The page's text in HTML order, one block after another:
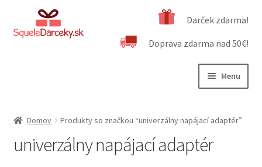
Preskočiť
na
Preskočiť
na
Darček zdarma!
Doprava zdarma nad 50€!
Menu
Dôležité informácie
Domov Produkty so značkou “univerzálny napájací adaptér”
univerzálny napájací adaptér